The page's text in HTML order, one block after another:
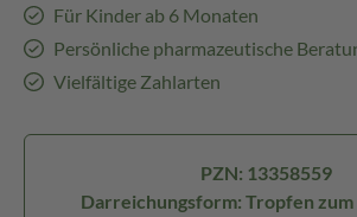
Für Kinder ab 6 Monaten
Persönliche pharmazeutische
Vielfältige Zahlarten
PZN: 13358559
Darreichungsform: Tropfen zum